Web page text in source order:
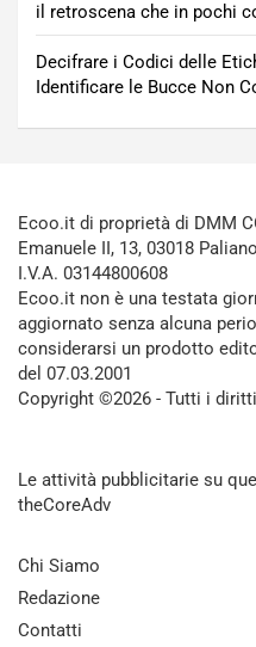
il retroscena che in pochi
Decifrare i Codici delle
Identificare le Bucce Non
Ecoo.it di proprietà di DMM
Emanuele II, 13, 03018
I.V.A. 03144800608
Ecoo.it non è una testata
aggiornato senza alcuna
considerarsi un prodotto
del 07.03.2001
Copyright ©2026 - Tutti i
Le attività pubblicitarie su
theCoreAdv
Chi Siamo
Redazione
Contatti